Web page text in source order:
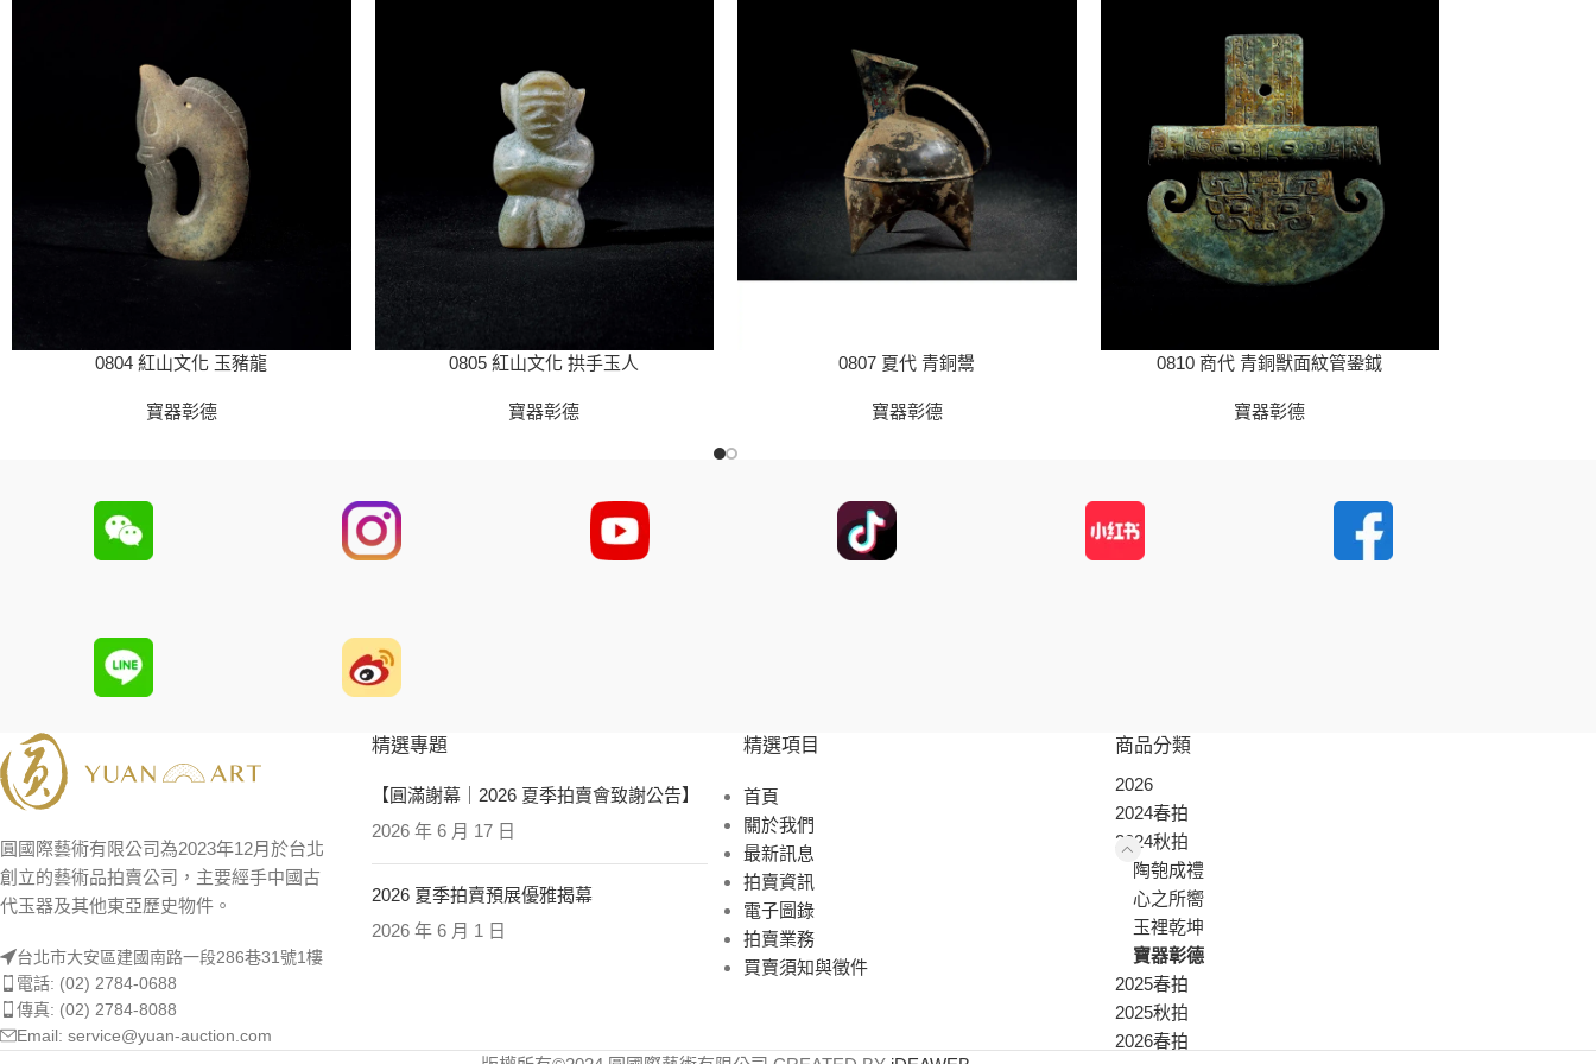
0804 紅山文化 玉豬龍
寶器彰德
0805 紅山文化 拱手玉人
寶器彰德
0807 夏代 青銅鬹
寶器彰德
0810 商代 青銅獸面紋管銎鉞
寶器彰德
圓國際藝術有限公司為2023年12月於台北
創立的藝術品拍賣公司，主要經手中國古
代玉器及其他東亞歷史物件。
台北市大安區建國南路一段286巷31號1樓
電話: (02) 2784-0688
傳真: (02) 2784-8088
Email: service@yuan-auction.com
精選專題
【圓滿謝幕｜2026 夏季拍賣會致謝公告】
2026 年 6 月 17 日
2026 夏季拍賣預展優雅揭幕
2026 年 6 月 1 日
精選項目
首頁
關於我們
最新訊息
拍賣資訊
電子圖錄
拍賣業務
買賣須知與徵件
商品分類
2026
2024春拍
2024秋拍
陶匏成禮
心之所嚮
玉裡乾坤
寶器彰德
2025春拍
2025秋拍
2026春拍